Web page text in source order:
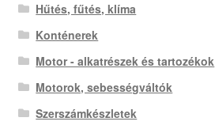
Hűtés, fűtés, klíma
Konténerek
Motor - alkatrészek és tartozékok
Motorok, sebességváltók
Szerszámkészletek